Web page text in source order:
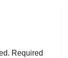
Required